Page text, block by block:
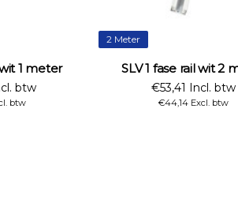
1 meter
btw
btw
2 Meter
SLV 1 fase rail wit 2
€53,41 Incl. btw
€44,14 Excl. btw